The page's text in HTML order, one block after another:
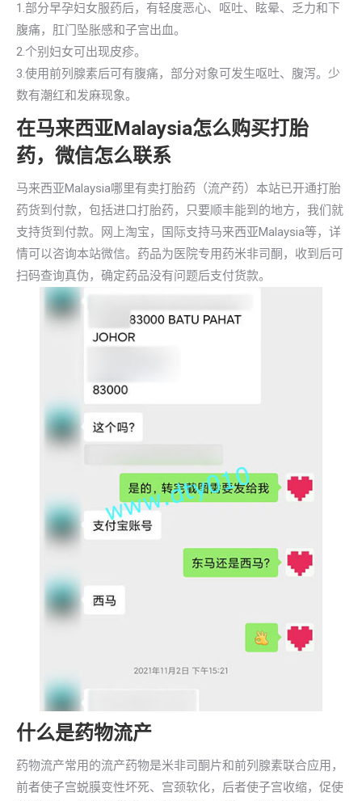
1.部分早孕妇女服药后，有轻度恶心、呕吐、眩晕、乏力和下
腹痛，肛门坠胀感和子宫出血。
2.个别妇女可出现皮疹。
3.使用前列腺素后可有腹痛，部分对象可发生呕吐、腹泻。少
数有潮红和发麻现象。
在马来西亚Malaysia怎么购买打胎
药，微信怎么联系
马来西亚Malaysia哪里有卖打胎药（流产药）本站已开通打胎
药货到付款，包括进口打胎药，只要顺丰能到的地方，我们就
支持货到付款。网上淘宝，国际支持马来西亚Malaysia等，详
情可以咨询本站微信。药品为医院专用药米非司酮，收到后可
扫码查询真伪，确定药品没有问题后支付货款。
什么是药物流产
药物流产常用的流产药物是米非司酮片和前列腺素联合应用，
前者使子宫蜕膜变性坏死、宫颈软化，后者使子宫收缩，促使